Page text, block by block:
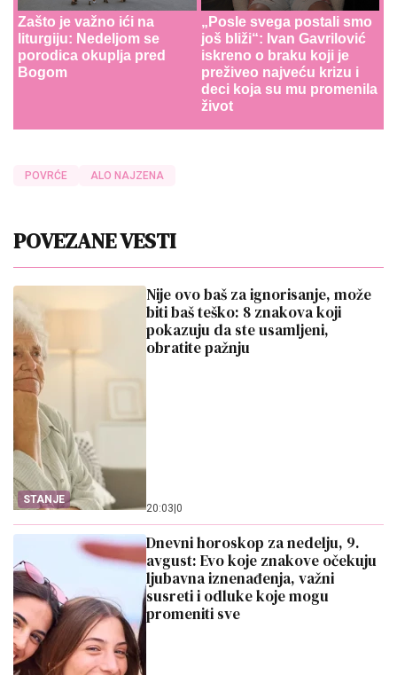
Zašto je važno ići na
liturgiju: Nedeljom se
porodica okuplja pred
Bogom
„Posle svega postali smo
još bliži“: Ivan Gavrilović
iskreno o braku koji je
preživeo najveću krizu i
deci koja su mu promenila
život
POVRĆE ALO NAJZENA
POVEZANE VESTI
STANJE
Nije ovo baš za ignorisanje, može
biti baš teško: 8 znakova koji
pokazuju da ste usamljeni,
obratite pažnju
20:03 0
Dnevni horoskop za nedelju, 9.
avgust: Evo koje znakove očekuju
ljubavna iznenađenja, važni
susreti i odluke koje mogu
promeniti sve